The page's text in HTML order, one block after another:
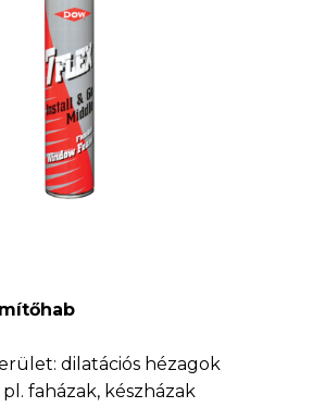
dilatációs hézagok
faházak, készházak